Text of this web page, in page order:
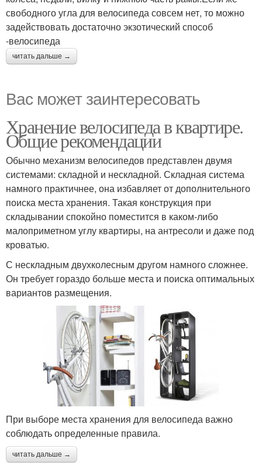
свободного угла для велосипеда совсем нет, то можно
задействовать достаточно экзотический способ
-велосипеда
читать дальше →
Вас может заинтересовать
Хранение велосипеда в квартире.
Общие рекомендации
Обычно механизм велосипедов представлен двумя
системами: складной и нескладной. Складная система
намного практичнее, она избавляет от дополнительного
поиска места хранения. Такая конструкция при
складывании спокойно поместится в каком-либо
малоприметном углу квартиры, на антресоли и даже под
кроватью.
С нескладным двухколесным другом намного сложнее.
Он требует гораздо больше места и поиска оптимальных
вариантов размещения.
При выборе места хранения для велосипеда важно
соблюдать определенные правила.
читать дальше →